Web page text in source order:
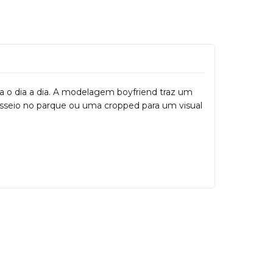
o dia a dia. A modelagem boyfriend traz um
no parque ou uma cropped para um visual